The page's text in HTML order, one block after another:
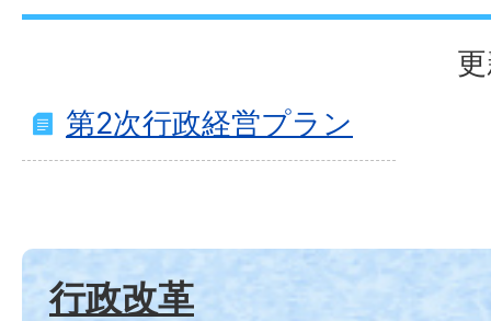
第2次行政経営プラン
行政改革